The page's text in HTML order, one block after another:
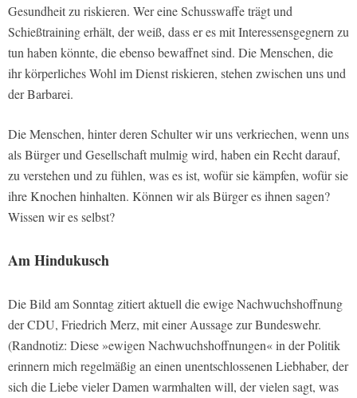
Gesundheit zu riskieren. Wer eine Schusswaffe trägt und
Schießtraining erhält, der weiß, dass er es mit Interessensgegnern zu
tun haben könnte, die ebenso bewaffnet sind. Die Menschen, die
ihr körperliches Wohl im Dienst riskieren, stehen zwischen uns und
der Barbarei.
Die Menschen, hinter deren Schulter wir uns verkriechen, wenn uns
als Bürger und Gesellschaft mulmig wird, haben ein Recht darauf,
zu verstehen und zu fühlen, was es ist, wofür sie kämpfen, wofür sie
ihre Knochen hinhalten. Können wir als Bürger es ihnen sagen?
Wissen wir es selbst?
Am Hindukusch
Die Bild am Sonntag zitiert aktuell die ewige Nachwuchshoffnung
der CDU, Friedrich Merz, mit einer Aussage zur Bundeswehr.
(Randnotiz: Diese »ewigen Nachwuchshoffnungen« in der Politik
erinnern mich regelmäßig an einen unentschlossenen Liebhaber, der
sich die Liebe vieler Damen warmhalten will, der vielen sagt, was